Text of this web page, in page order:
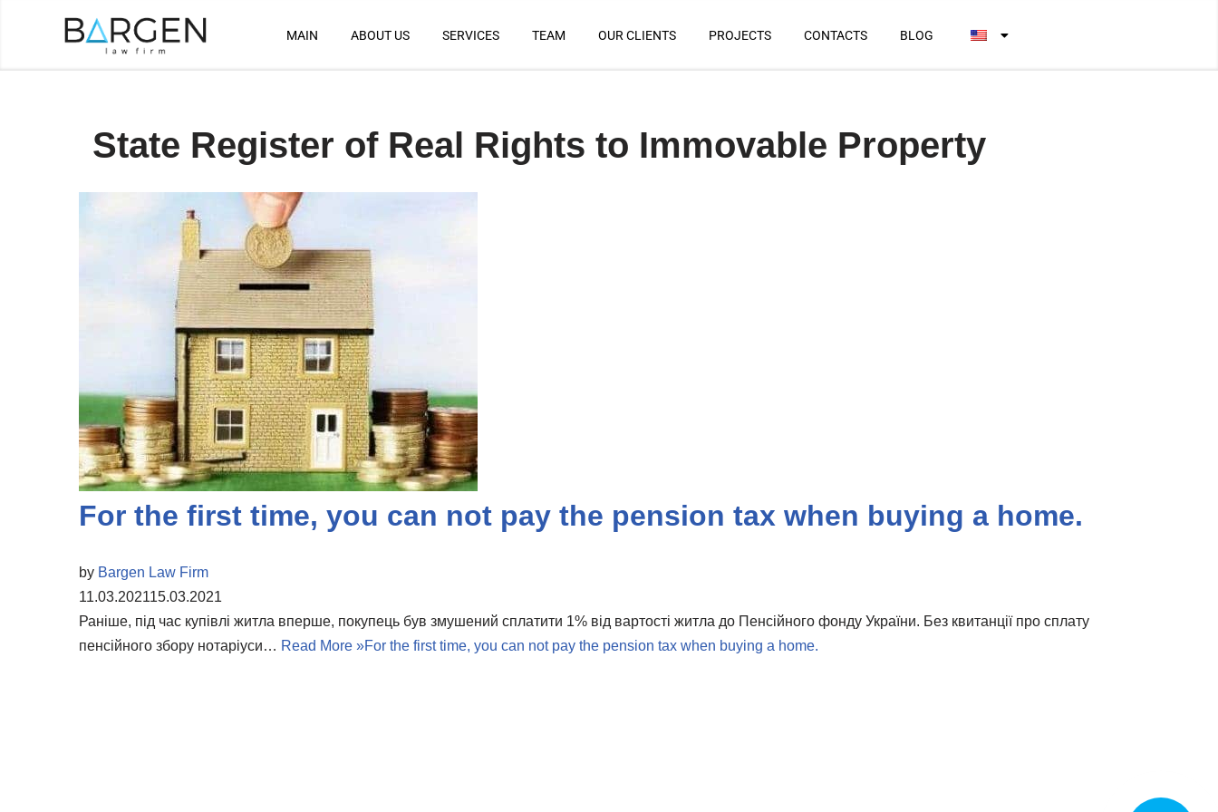
MAIN ABOUT US SERVICES TEAM OUR CLIENTS PROJECTS CONTACTS BLOG
State Register of Real Rights to Immovable Property
For the first time, you can not pay the pension tax when buying a home.
by Bargen Law Firm
11.03.202115.03.2021
Раніше, під час купівлі житла вперше, покупець був змушений сплатити 1% від вартості житла до Пенсійного фонду України. Без квитанції про сплату
пенсійного збору нотаріуси… Read More »For the first time, you can not pay the pension tax when buying a home.